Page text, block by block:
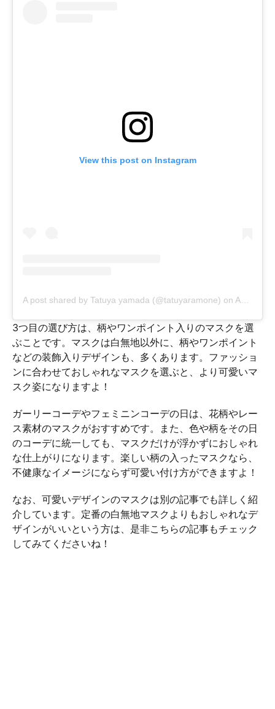
View this post on Instagram
A post shared by Tatuya yamada (@tatuyaramone) on Apr 7, 2020 at 11:14pm PDT
3つ目の選び方は、柄やワンポイント入りのマスクを選
ぶことです。マスクは白無地以外に、柄やワンポイント
などの装飾入りデザインも、多くあります。ファッショ
ンに合わせておしゃれなマスクを選ぶと、より可愛いマ
スク姿になりますよ！
ガーリーコーデやフェミニンコーデの日は、花柄やレー
ス素材のマスクがおすすめです。また、色や柄をその日
のコーデに統一しても、マスクだけが浮かずにおしゃれ
な仕上がりになります。楽しい柄の入ったマスクなら、
不健康なイメージにならず可愛い付け方ができますよ！
なお、可愛いデザインのマスクは別の記事でも詳しく紹
介しています。定番の白無地マスクよりもおしゃれなデ
ザインがいいという方は、是非こちらの記事もチェック
してみてくださいね！